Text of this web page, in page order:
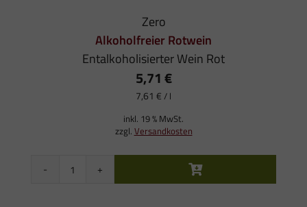
Zero
Alkoholfreier Rotwein
Entalkoholisierter Wein Rot
5,71€
7,61 € / l
inkl. 19 % MwSt.
zzgl. Versandkosten
Zero